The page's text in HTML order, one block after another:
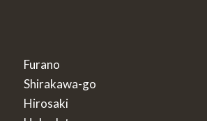
Furano
Shirakawa-go
Hirosaki